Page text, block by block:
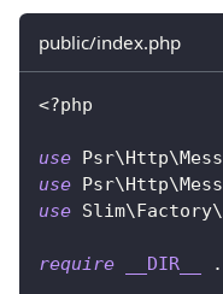
public/index.php
<?php
use Psr\Http\
use Psr\Http\
use Slim\Factory\
require __DIR__ .